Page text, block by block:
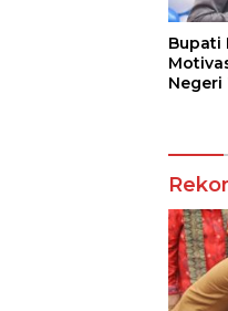
Bupati
Negeri